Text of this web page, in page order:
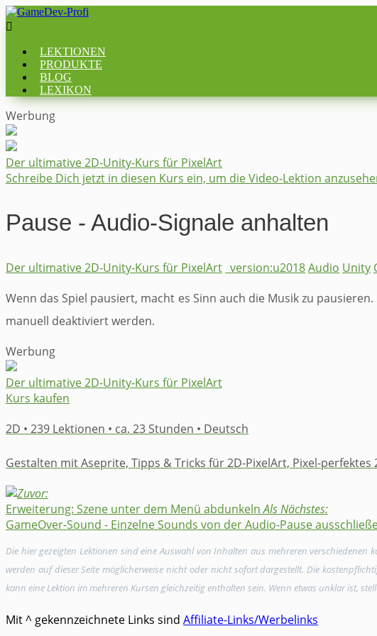

LEKTIONEN
PRODUKTE
BLOG
LEXIKON
Werbung
​Der ultimative 2D-Unity-Kurs für PixelArt
Schreibe Dich jetzt in diesen Kurs ein, um die Video-Lektion
Pause - Audio-Signale anhalten
​Der ultimative 2D-Unity-Kurs für PixelArt _version:u2018Audio Unity
Wenn das Spiel pausiert, macht es Sinn auch die Musik zu
manuell deaktiviert werden.
Werbung
​Der ultimative 2D-Unity-Kurs für PixelArt
Kurs kaufen
2D • 239 Lektionen • ca. 23 Stunden • Deutsch
​Gestalten mit Aseprite, ​Tipps & Tricks für 2D-​PixelArt, ​Pixel-
Zuvor:
Erweiterung: Szene unter dem Menü abdunkeln Als Nächstes:
GameOver-Sound - Einzelne Sounds von der Audio-Pause
Die hier gezeigten Lektionen sind eine Auswahl von Inhalten aus mehreren
werden auf dieser Seite möglicherweise nicht oder nicht sofort dargestellt. Die
kann eine Lektion im mehreren Kursen gleichzeitig enthalten sein. Wenn etwas unklar ist,
Mit ^ gekennzeichnete Links sind Affiliate-Links/Werbelinks